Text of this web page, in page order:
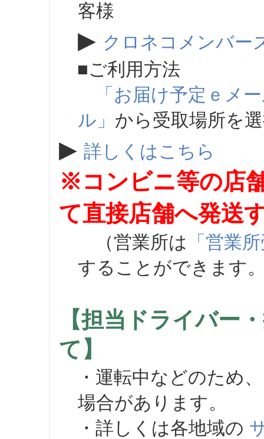
客様
▶ クロネコメンバー
■ご利用方法
「お届け予定ｅメ
ル」 から受取場所を
▶ 詳しくはこちら
※コンビニ等の店
て直接店舗へ発送
（営業所は 「営業
することができます
【担当ドライバー
て】
・運転中などのため
場合があります。
・詳しくは各地域の